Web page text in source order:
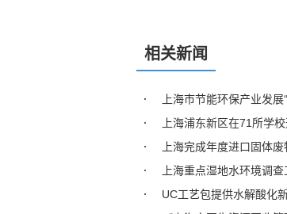
相关新闻
上海市节能环保产业发
上海浦东新区在71所学
上海完成年度进口固体
上海重点湿地水环境调
UC工艺包提供水解酸化